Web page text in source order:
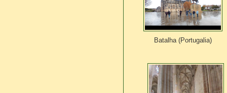
Batalha (Portugalia)